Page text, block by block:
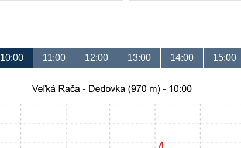
10:00 11:00 12:00 13:00 14:00 15:00